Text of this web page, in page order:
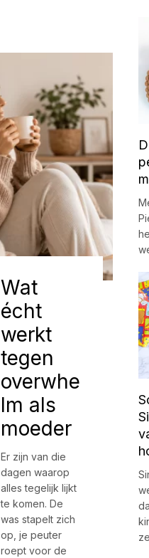
Wat
écht
werkt
tegen
overwhe
lm als
moeder
Er zijn van die
dagen waarop
alles tegelijk lijkt
te komen. De
was stapelt zich
op, je peuter
roept voor de